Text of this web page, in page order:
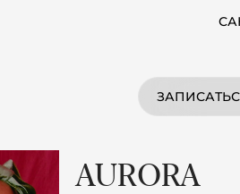
AURORA